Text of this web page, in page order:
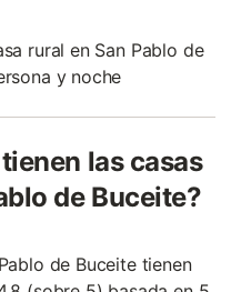
rural en San Pablo de
y noche
las casas
de Buceite?
de Buceite tienen